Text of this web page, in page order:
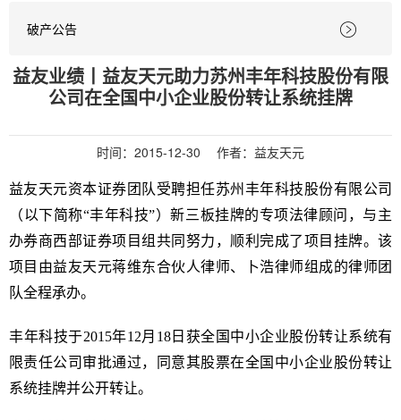
破产公告 
益友业绩丨益友天元助力苏州丰年科技股份有限
公司在全国中小企业股份转让系统挂牌
时间： 2015-12-30 作者：益友天元
益友天元资本证券团队受聘担任苏州丰年科技股份有限公司
（以下简称“丰年科技”）新三板挂牌的专项法律顾问，与主
办券商西部证券项目组共同努力，顺利完成了项目挂牌。该
项目由益友天元蒋维东合伙人律师、卜浩律师组成的律师团
队全程承办。
丰年科技于2015年12月18日获全国中小企业股份转让系统有
限责任公司审批通过，同意其股票在全国中小企业股份转让
系统挂牌并公开转让。